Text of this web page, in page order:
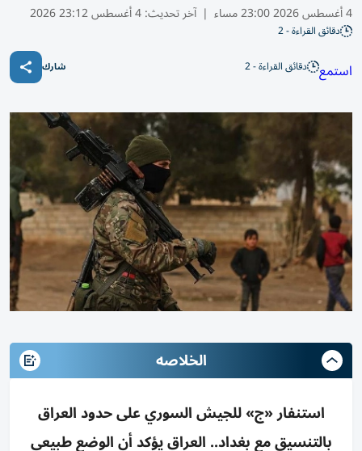
4 أغسطس 2026 23:00 مساء | آخر تحديث:4 أغسطس 23:12 2026
دقائق القراءة - 2
استمع دقائق القراءة - 2 شارك
الخلاصه
استنفار «ج» للجيش السوري على حدود العراق
بالتنسيق مع بغداد.. العراق يؤكد أن الوضع طبيعي